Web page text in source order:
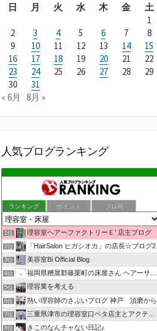
日
月 火 水 木 金
土
1
2
3 4 5 6 7
8
9
10 11 12 13 14
15
16
17 18 19 20 21
22
23
24 25 26 27 28
29
30
31
« 6月
8月 »
人気ブログランキング
ランキング ポイント ブロ画
1位 理容室ヘアーファクトリーＥ’ 店主ブログ
2位 「HairSalon ヒガシオカ」の店長☆ブログ2
3位 美容室Bi Official Blog
4位 福岡県糟屋郡篠栗町の床屋さん ヘアーサロン１２３公式ブログ
5位 理容業を考える
6位 熱い理容師のさぶいブログ 神戸 須磨から
7位 三重県津市の理容室口ベタ店主とアクティブ嫁のblog
8位 きこのなんチャない日記♪